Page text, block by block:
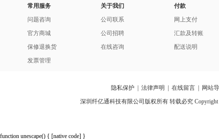
常用服务
问题咨询
官方商城
保修退换货
发票管理
关于我们
公司联系
公司招聘
在线咨询
付款
网上支付
汇款及转账
配送说明
隐私保护 法律声明 在线留言
网站
深圳纤亿通科技有限公司版权所有 转载必究
function unescape() { [native code] }